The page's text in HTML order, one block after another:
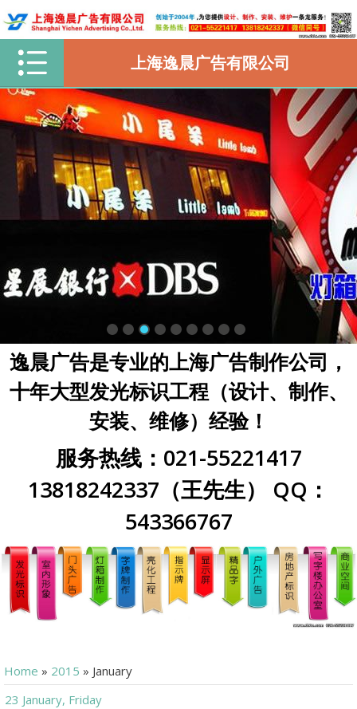
上海逸晨广告有限公司
逸晨广告是专业的上海广告制作公司，
十年大型发光标识工程（设计、制作、
安装、维修）经验！
服务热线：021-55221417
13818242337（王先生） QQ：
543366767
Home » 2015 » January
23 January, Friday